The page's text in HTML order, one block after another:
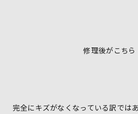
修理後がこちら
完全にキズがなくなっている訳では